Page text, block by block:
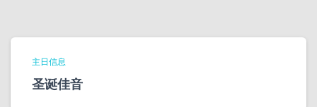
主日信息
圣诞佳音